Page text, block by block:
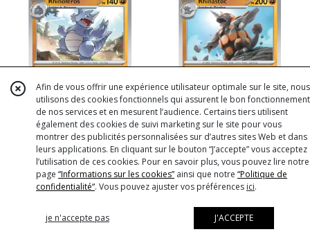
Carte Pokémon Rhinoféros
75/142 - EV7 - Couronne
Stellaire- Ev7 - Couronne Stellaire
Carte Pokémon Rhinastoc
76/142 - EV7 - Couronne
Stellaire-Ev7 - Couronne Stellaire
Afin de vous offrir une expérience utilisateur optimale sur le site, nous
utilisons des cookies fonctionnels qui assurent le bon fonctionnement
de nos services et en mesurent l’audience. Certains tiers utilisent
également des cookies de suivi marketing sur le site pour vous
montrer des publicités personnalisées sur d’autres sites Web et dans
leurs applications. En cliquant sur le bouton “J’accepte” vous acceptez
l’utilisation de ces cookies. Pour en savoir plus, vous pouvez lire notre
page “Informations sur les cookies” ainsi que notre “Politique de
confidentialité“. Vous pouvez ajuster vos préférences ici.
je n'accepte pas J'ACCEPTE